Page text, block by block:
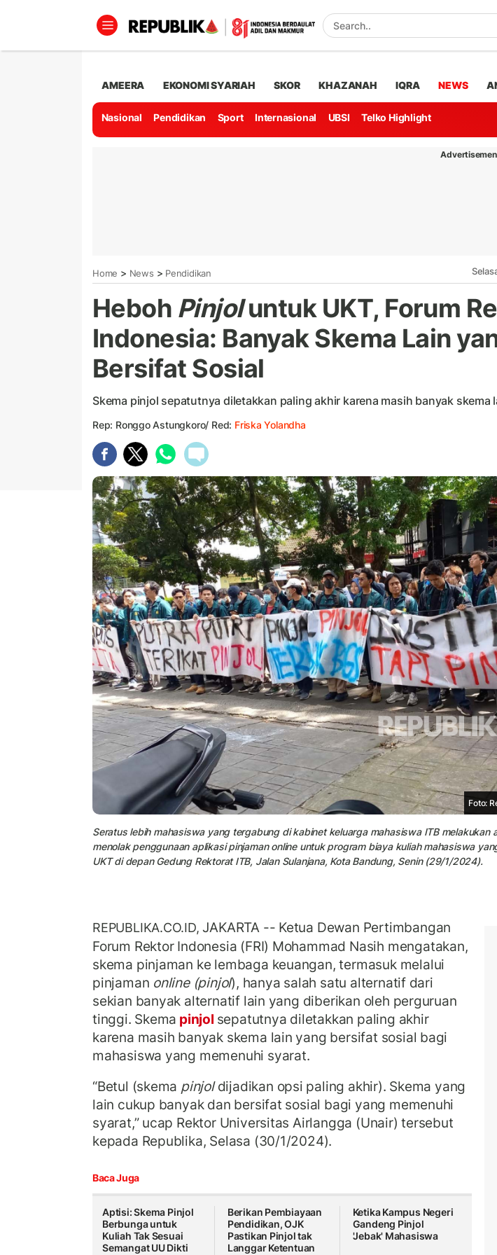
AMEERA EKONOMI SYARIAH SKOR KHAZANAH IQRA NEWS
Nasional Pendidikan Sport Internasional UBSI Telko Highlight
Home > News > Pendidikan
Heboh Pinjoluntuk UKT, Forum
Indonesia: Banyak Skema Lain
Bersifat Sosial
Skema pinjol sepatutnya diletakkan paling akhir karena masih banyak skema
Rep: Ronggo Astungkoro/ Red: Friska Yolandha
Foto:
Seratus lebih mahasiswa yang tergabung di kabinet keluarga mahasiswa ITB melakukan
menolak penggunaan aplikasi pinjaman online untuk program biaya kuliah mahasiswa
UKT di depan Gedung Rektorat ITB, Jalan Sulanjana, Kota Bandung, Senin (29/1/2024).
REPUBLIKA.CO.ID,JAKARTA -- Ketua Dewan Pertimbangan
Forum Rektor Indonesia (FRI) Mohammad Nasih mengatakan,
skema pinjaman ke lembaga keuangan, termasuk melalui
pinjaman online (pinjol), hanya salah satu alternatif dari
sekian banyak alternatif lain yang diberikan oleh perguruan
tinggi. Skema pinjol sepatutnya diletakkan paling akhir
karena masih banyak skema lain yang bersifat sosial bagi
mahasiswa yang memenuhi syarat.
“Betul (skema pinjoldijadikan opsi paling akhir). Skema yang
lain cukup banyak dan bersifat sosial bagi yang memenuhi
syarat,” ucap Rektor Universitas Airlangga (Unair) tersebut
kepada Republika, Selasa (30/1/2024).
Baca Juga
Aptisi: Skema Pinjol
Berbunga untuk
Kuliah Tak Sesuai
Semangat UU Dikti
Berikan Pembiayaan
Pendidikan, OJK
Pastikan Pinjol tak
Langgar Ketentuan
Ketika Kampus Negeri
Gandeng Pinjol
'Jebak' Mahasiswa